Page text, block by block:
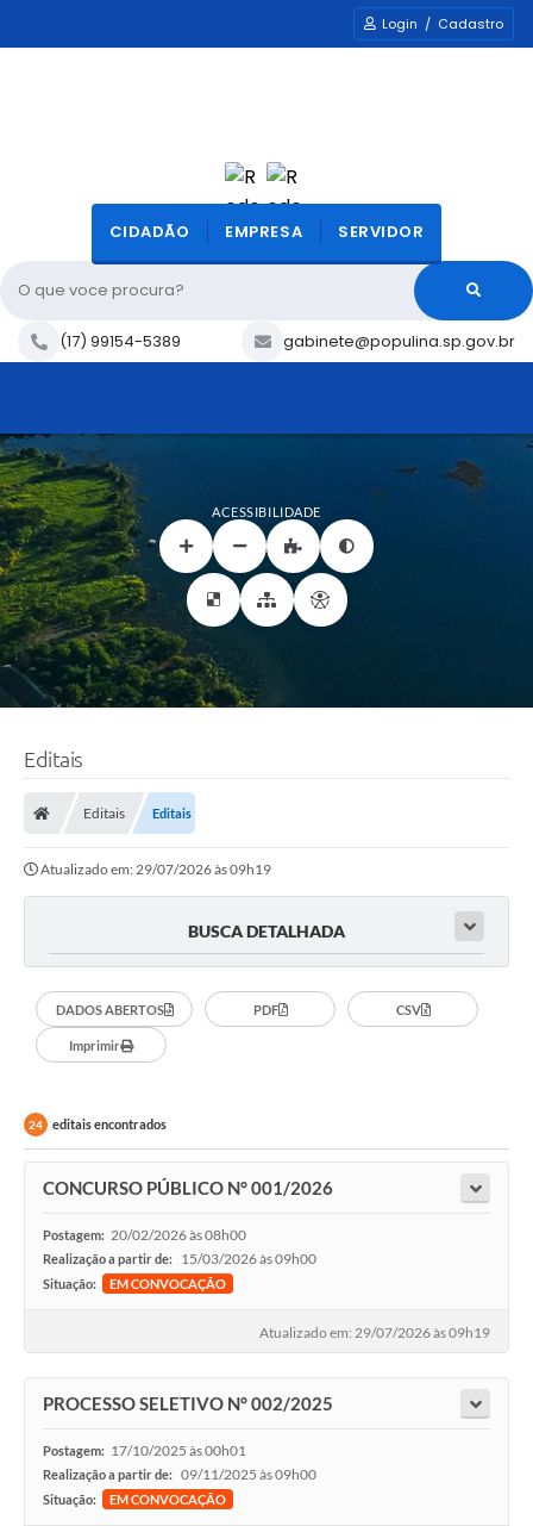
Login / Cadastro
O que voce procura?
CIDADÃO EMPRESA SERVIDOR
(17) 99154-5389 gabinete@populina.sp.gov.br
ACESSIBILIDADE
Editais
Editais Editais
Atualizado em: 29/07/2026 às 09h19
BUSCA DETALHADA
DADOS ABERTOS PDF CSV
Imprimir
24 editais encontrados
CONCURSO PÚBLICO N° 001/2026
Postagem: 20/02/2026 às 08h00
Realização a partir de: 15/03/2026 às 09h00
Situação: EM CONVOCAÇÃO
Atualizado em: 29/07/2026 às 09h19
PROCESSO SELETIVO N° 002/2025
Postagem: 17/10/2025 às 00h01
Realização a partir de: 09/11/2025 às 09h00
Situação: EM CONVOCAÇÃO